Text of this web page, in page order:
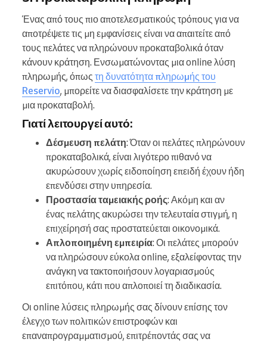
Ένας από τους πιο αποτελεσματικούς τρόπους για να
αποτρέψετε τις μη εμφανίσεις είναι να απαιτείτε από
τους πελάτες να πληρώνουν προκαταβολικά όταν
κάνουν κράτηση. Ενσωματώνοντας μια online λύση
πληρωμής, όπως τη δυνατότητα πληρωμής του
Reservio, μπορείτε να διασφαλίσετε την κράτηση με
μια προκαταβολή.
Γιατί λειτουργεί αυτό:
Δέσμευση πελάτη: Όταν οι πελάτες πληρώνουν
προκαταβολικά, είναι λιγότερο πιθανό να
ακυρώσουν χωρίς ειδοποίηση επειδή έχουν ήδη
επενδύσει στην υπηρεσία.
Προστασία ταμειακής ροής: Ακόμη και αν
ένας πελάτης ακυρώσει την τελευταία στιγμή, η
επιχείρησή σας προστατεύεται οικονομικά.
Απλοποιημένη εμπειρία: Οι πελάτες μπορούν
να πληρώσουν εύκολα online, εξαλείφοντας την
ανάγκη να τακτοποιήσουν λογαριασμούς
επιτόπου, κάτι που απλοποιεί τη διαδικασία.
Οι online λύσεις πληρωμής σας δίνουν επίσης τον
έλεγχο των πολιτικών επιστροφών και
επαναπρογραμματισμού, επιτρέποντάς σας να